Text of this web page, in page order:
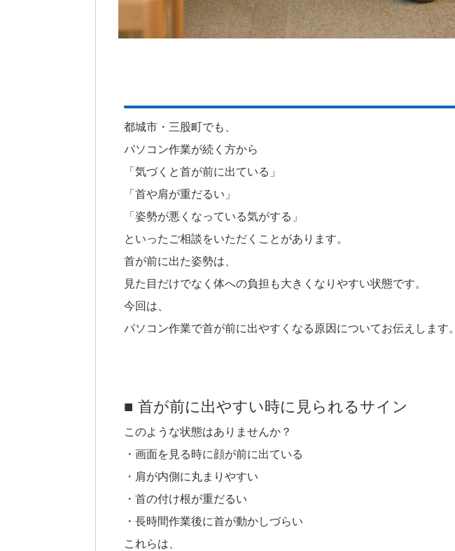
都城市・三股町でも、
パソコン作業が続く方から
「気づくと首が前に出ている」
「首や肩が重だるい」
「姿勢が悪くなっている気がする」
といったご相談をいただくことがあります。
首が前に出た姿勢は、
見た目だけでなく体への負担も大きくなりやすい状態です。
今回は、
パソコン作業で首が前に出やすくなる原因についてお伝えします。
■ 首が前に出やすい時に見られるサイン
このような状態はありませんか？
・画面を見る時に顔が前に出ている
・肩が内側に丸まりやすい
・首の付け根が重だるい
・長時間作業後に首が動かしづらい
これらは、